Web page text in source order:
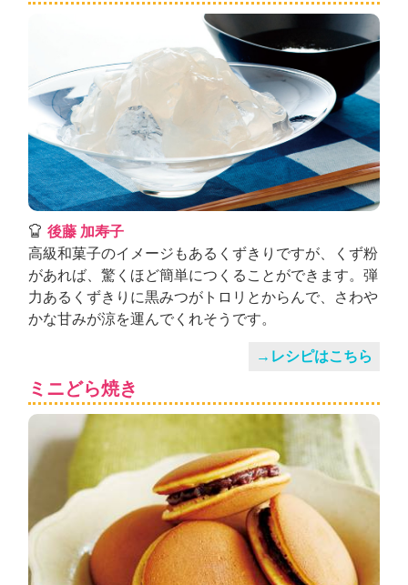
後藤 加寿子
高級和菓子のイメージもあるくずきりですが、くず粉
があれば、驚くほど簡単につくることができます。弾
力あるくずきりに黒みつがトロリとからんで、さわや
かな甘みが涼を運んでくれそうです。
→レシピはこちら
ミニどら焼き